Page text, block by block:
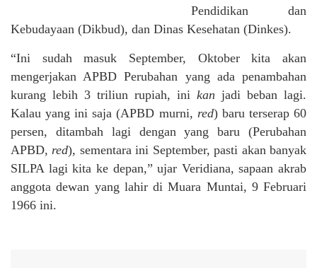
Pendidikan dan
Kebudayaan (Dikbud), dan Dinas Kesehatan (Dinkes).
“Ini sudah masuk September, Oktober kita akan
mengerjakan APBD Perubahan yang ada penambahan
kurang lebih 3 triliun rupiah, ini kan jadi beban lagi.
Kalau yang ini saja (APBD murni, red) baru terserap 60
persen, ditambah lagi dengan yang baru (Perubahan
APBD, red), sementara ini September, pasti akan banyak
SILPA lagi kita ke depan,” ujar Veridiana, sapaan akrab
anggota dewan yang lahir di Muara Muntai, 9 Februari
1966 ini.